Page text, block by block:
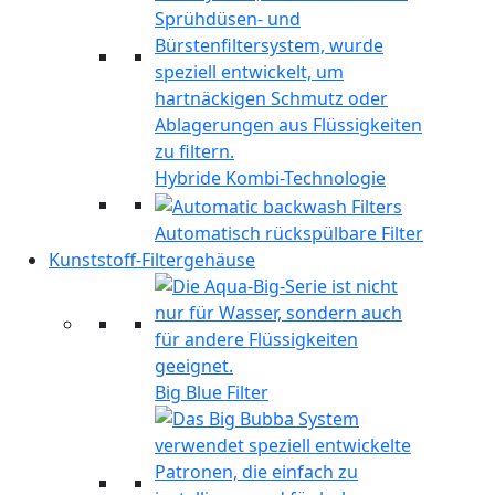
Hybride Kombi-Technologie
Automatisch rückspülbare Filter
Kunststoff-Filtergehäuse
Big Blue Filter